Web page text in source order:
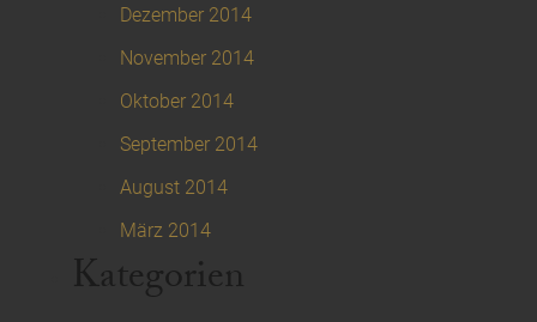
Dezember 2014
November 2014
Oktober 2014
September 2014
August 2014
März 2014
Kategorien